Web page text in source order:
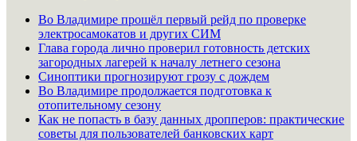
Во Владимире прошёл первый рейд по проверке
электросамокатов и других СИМ
Глава города лично проверил готовность детских
загородных лагерей к началу летнего сезона
Синоптики прогнозируют грозу с дождем
Во Владимире продолжается подготовка к
отопительному сезону
Как не попасть в базу данных дропперов: практические
советы для пользователей банковских карт